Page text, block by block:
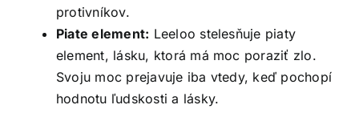
protivníkov.
Piate element: Leeloo stelesňuje piaty
element, lásku, ktorá má moc poraziť zlo.
Svoju moc prejavuje iba vtedy, keď pochopí
hodnotu ľudskosti a lásky.